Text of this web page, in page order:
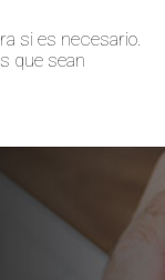
si es necesario.
que sean